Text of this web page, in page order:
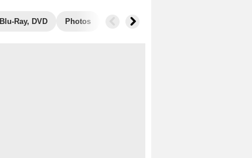
Blu-Ray, DVD Photos Musique